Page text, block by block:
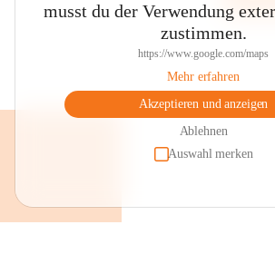
musst du der Verwendung
zustimmen.
https://www.google.com/maps
Mehr erfahren
Akzeptieren und anzeigen
Ablehnen
Auswahl merken